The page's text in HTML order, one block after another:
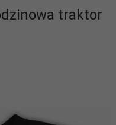
traktor